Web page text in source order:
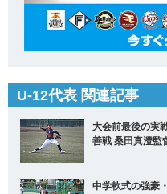
U-12代表 関連記事
大会前最後の実
善戦 桑田真澄監
中学軟式の強豪